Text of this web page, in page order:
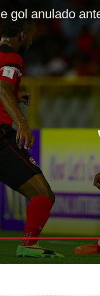
gol anulado